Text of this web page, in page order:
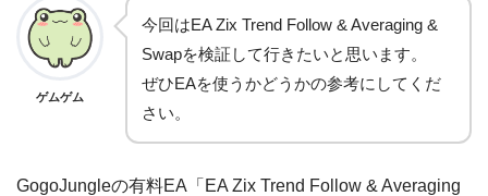
ゲムゲム
今回はEA Zix Trend Follow & Averaging &
Swapを検証して行きたいと思います。
ぜひEAを使うかどうかの参考にしてくだ
さい。
GogoJungleの有料EA「EA Zix Trend Follow & Averaging